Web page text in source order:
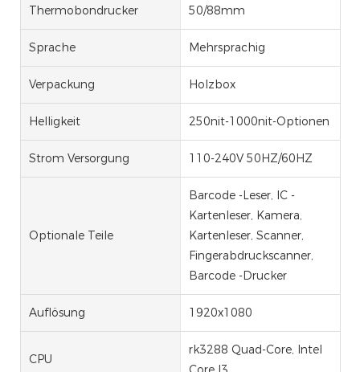
Thermobondrucker 50/88mm
Sprache Mehrsprachig
Verpackung Holzbox
Helligkeit 250nit-1000nit-Optionen
Strom Versorgung 110-240V 50HZ/60HZ
Optionale Teile
Barcode -Leser, IC -
Kartenleser, Kamera,
Kartenleser, Scanner,
Fingerabdruckscanner,
Barcode -Drucker
Auflösung 1920x1080
CPU
rk3288 Quad-Core, Intel